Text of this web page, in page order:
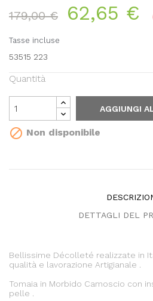
179,00 € 62,65 €
Tasse incluse
53515 223
Quantità
AGGIUNGI
 Non disponibile
DETTAGLI DEL
Bellissime Décolleté realizzate in
qualità e lavorazione Artigianale .
Tomaia in Morbido Camoscio con
pelle .